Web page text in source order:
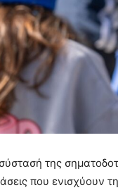
της
που ενισχύουν